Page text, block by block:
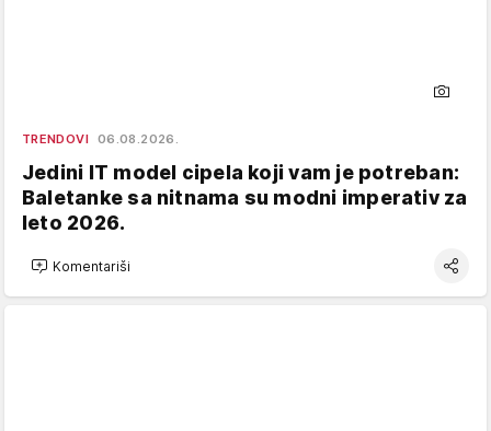
TRENDOVI 06.08.2026.
Jedini IT model cipela koji vam je potreban:
Baletanke sa nitnama su modni imperativ za
leto 2026.
Komentariši